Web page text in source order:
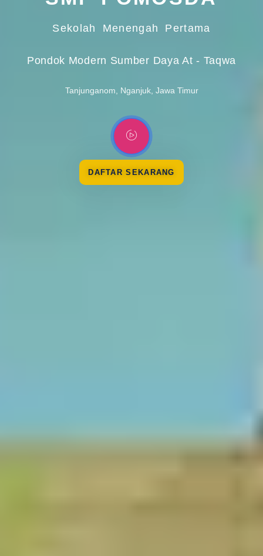
Sekolah Menengah Pertama
Pondok Modern Sumber Daya At - Taqwa
Tanjunganom, Nganjuk, Jawa Timur
DAFTAR SEKARANG